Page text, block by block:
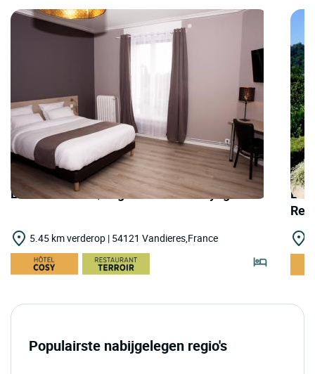
LOGIS HOTELS | Logis Hôtel des Voyageurs
5.45 km verderop | 54121 Vandieres,France
Populairste nabijgelegen regio's